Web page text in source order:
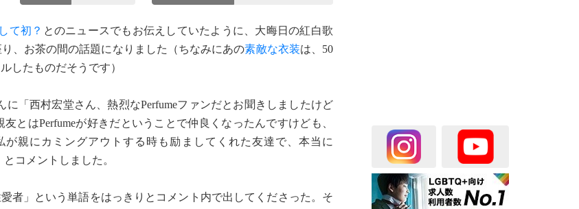
て初？ とのニュースでもお伝えしていたように、大晦日の紅白歌
、お茶の間の話題になりました（ちなみにあの素敵な衣装は、50
したものだそうです）
「西村宏堂さん、熱烈なPerfumeファンだとお聞きしましたけど
とはPerfumeが好きだということで仲良くなったんですけども、
親にカミングアウトする時も励ましてくれた友達で、本当に
コメントしました。
者」という単語をはっきりとコメント内で出してくださった。そ